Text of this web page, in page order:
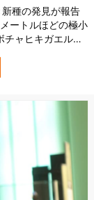
種の発見が報告
ートルほどの極小
ャヒキガエルの
・ヒル大学
PLOS ONE』に…